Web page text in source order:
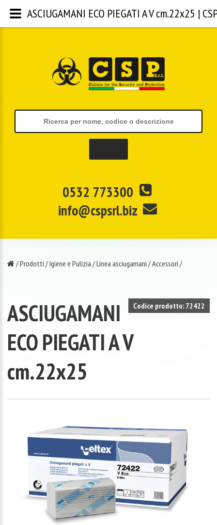
0532 773300
info@cspsrl.biz
/Prodotti /Igiene e Pulizia /Linea asciugamani /Accessori /
Codice prodotto: 72422
ASCIUGAMANI
ECO PIEGATI A V
cm.22x25
ASCIUGAMANI ECO PIEGATI A V cm.22x25 |